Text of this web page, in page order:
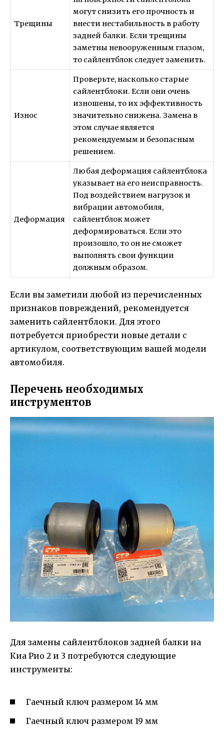
Трещины
могут снизить его прочность и
внести нестабильность в работу
задней балки. Если трещины
заметны невооруженным глазом,
то сайлентблок следует заменить.
Износ
Проверьте, насколько старые
сайлентблоки. Если они очень
изношены, то их эффективность
значительно снижена. Замена в
этом случае является
рекомендуемым и безопасным
решением.
Деформация
Любая деформация сайлентблока
указывает на его неисправность.
Под воздействием нагрузок и
вибрации автомобиля,
сайлентблок может
деформироваться. Если это
произошло, то он не сможет
выполнять свои функции
должным образом.
Если вы заметили любой из перечисленных
признаков повреждений, рекомендуется
заменить сайлентблоки. Для этого
потребуется приобрести новые детали с
артикулом, соответствующим вашей модели
автомобиля.
Перечень необходимых
инструментов
Для замены сайлентблоков задней балки на
Киа Рио 2 и 3 потребуются следующие
инструменты:
Гаечный ключ размером 14 мм
Гаечный ключ размером 19 мм